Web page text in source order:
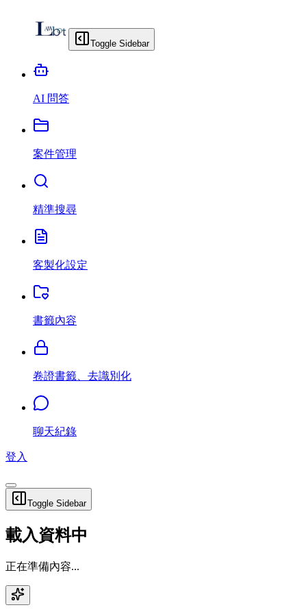
Toggle Sidebar
AI 問答
案件管理
精準搜尋
客製化設定
書籤內容
卷證書籤、去識別化
聊天紀錄
登入
Toggle Sidebar
載入資料中
正在準備內容...